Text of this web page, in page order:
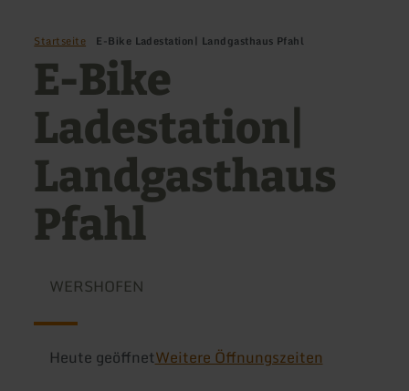
Startseite E-Bike Ladestation| Landgasthaus Pfahl
E-Bike
Ladestation|
Landgasthaus
Pfahl
WERSHOFEN
Heute geöffnetWeitere Öffnungszeiten